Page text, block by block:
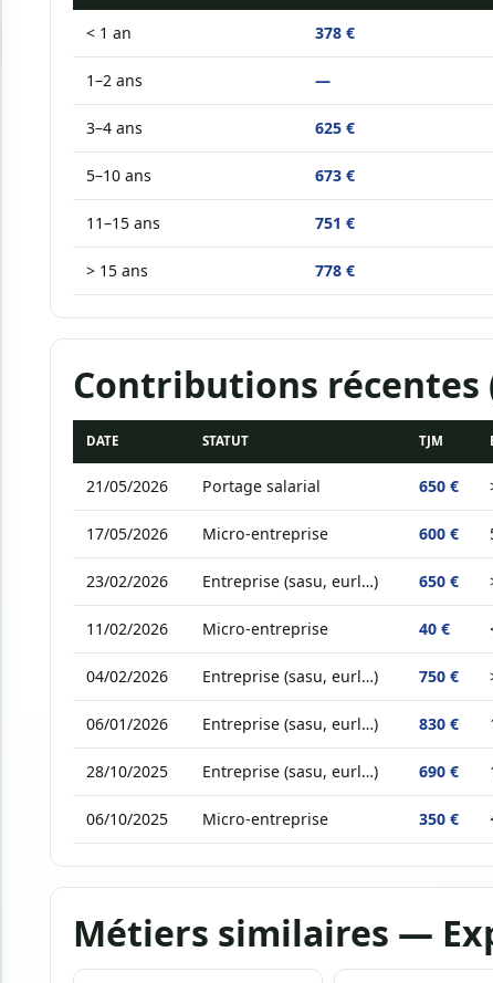
< 1 an 378 €
1–2 ans —
3–4 ans 625 €
5–10 ans 673 €
11–15 ans 751 €
> 15 ans 778 €
Contributions
DATE STATUT TJM
21/05/2026 Portage salarial 650 €
17/05/2026 Micro-entreprise 600 €
23/02/2026 Entreprise (sasu, eurl…) 650 €
11/02/2026 Micro-entreprise 40 €
04/02/2026 Entreprise (sasu, eurl…) 750 €
06/01/2026 Entreprise (sasu, eurl…) 830 €
28/10/2025 Entreprise (sasu, eurl…) 690 €
06/10/2025 Micro-entreprise 350 €
Métiers similaires —